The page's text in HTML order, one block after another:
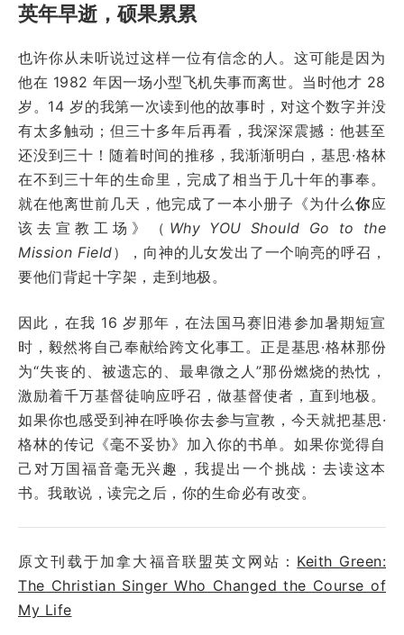
英年早逝，硕果累累
也许你从未听说过这样一位有信念的人。这可能是因为
他在 1982 年因一场小型飞机失事而离世。当时他才 28
岁。14 岁的我第一次读到他的故事时，对这个数字并没
有太多触动；但三十多年后再看，我深深震撼：他甚至
还没到三十！随着时间的推移，我渐渐明白，基思·格林
在不到三十年的生命里，完成了相当于几十年的事奉。
就在他离世前几天，他完成了一本小册子《为什么你应
该去宣教工场》（ Why YOU Should Go to the
Mission Field），向神的儿女发出了一个响亮的呼召，
要他们背起十字架，走到地极。
因此，在我 16 岁那年，在法国马赛旧港参加暑期短宣
时，毅然将自己奉献给跨文化事工。正是基思·格林那份
为“失丧的、被遗忘的、最卑微之人”那份燃烧的热忱，
激励着千万基督徒响应呼召，做基督使者，直到地极。
如果你也感受到神在呼唤你去参与宣教，今天就把基思·
格林的传记《毫不妥协》加入你的书单。如果你觉得自
己对万国福音毫无兴趣，我提出一个挑战：去读这本
书。我敢说，读完之后，你的生命必有改变。
原文刊载于加拿大福音联盟英文网站： Keith Green:
The Christian Singer Who Changed the Course of
My Life